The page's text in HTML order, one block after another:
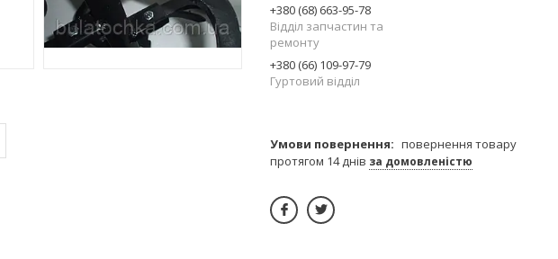
+380 (68) 663-95-78
Відділ запчастин та
ремонту
+380 (66) 109-97-79
Гуртовий відділ
повернення товару
протягом 14 днів за домовленістю